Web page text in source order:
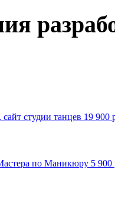
студии танцев 19 900
по Маникюру 5 900